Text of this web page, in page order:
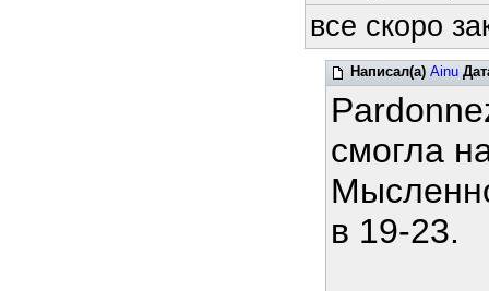
все скоро
Написал(а) Ainu
смогла
в 19-23.